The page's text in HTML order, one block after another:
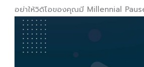
อย่าให้วิดิโอของคุณมี Millennial